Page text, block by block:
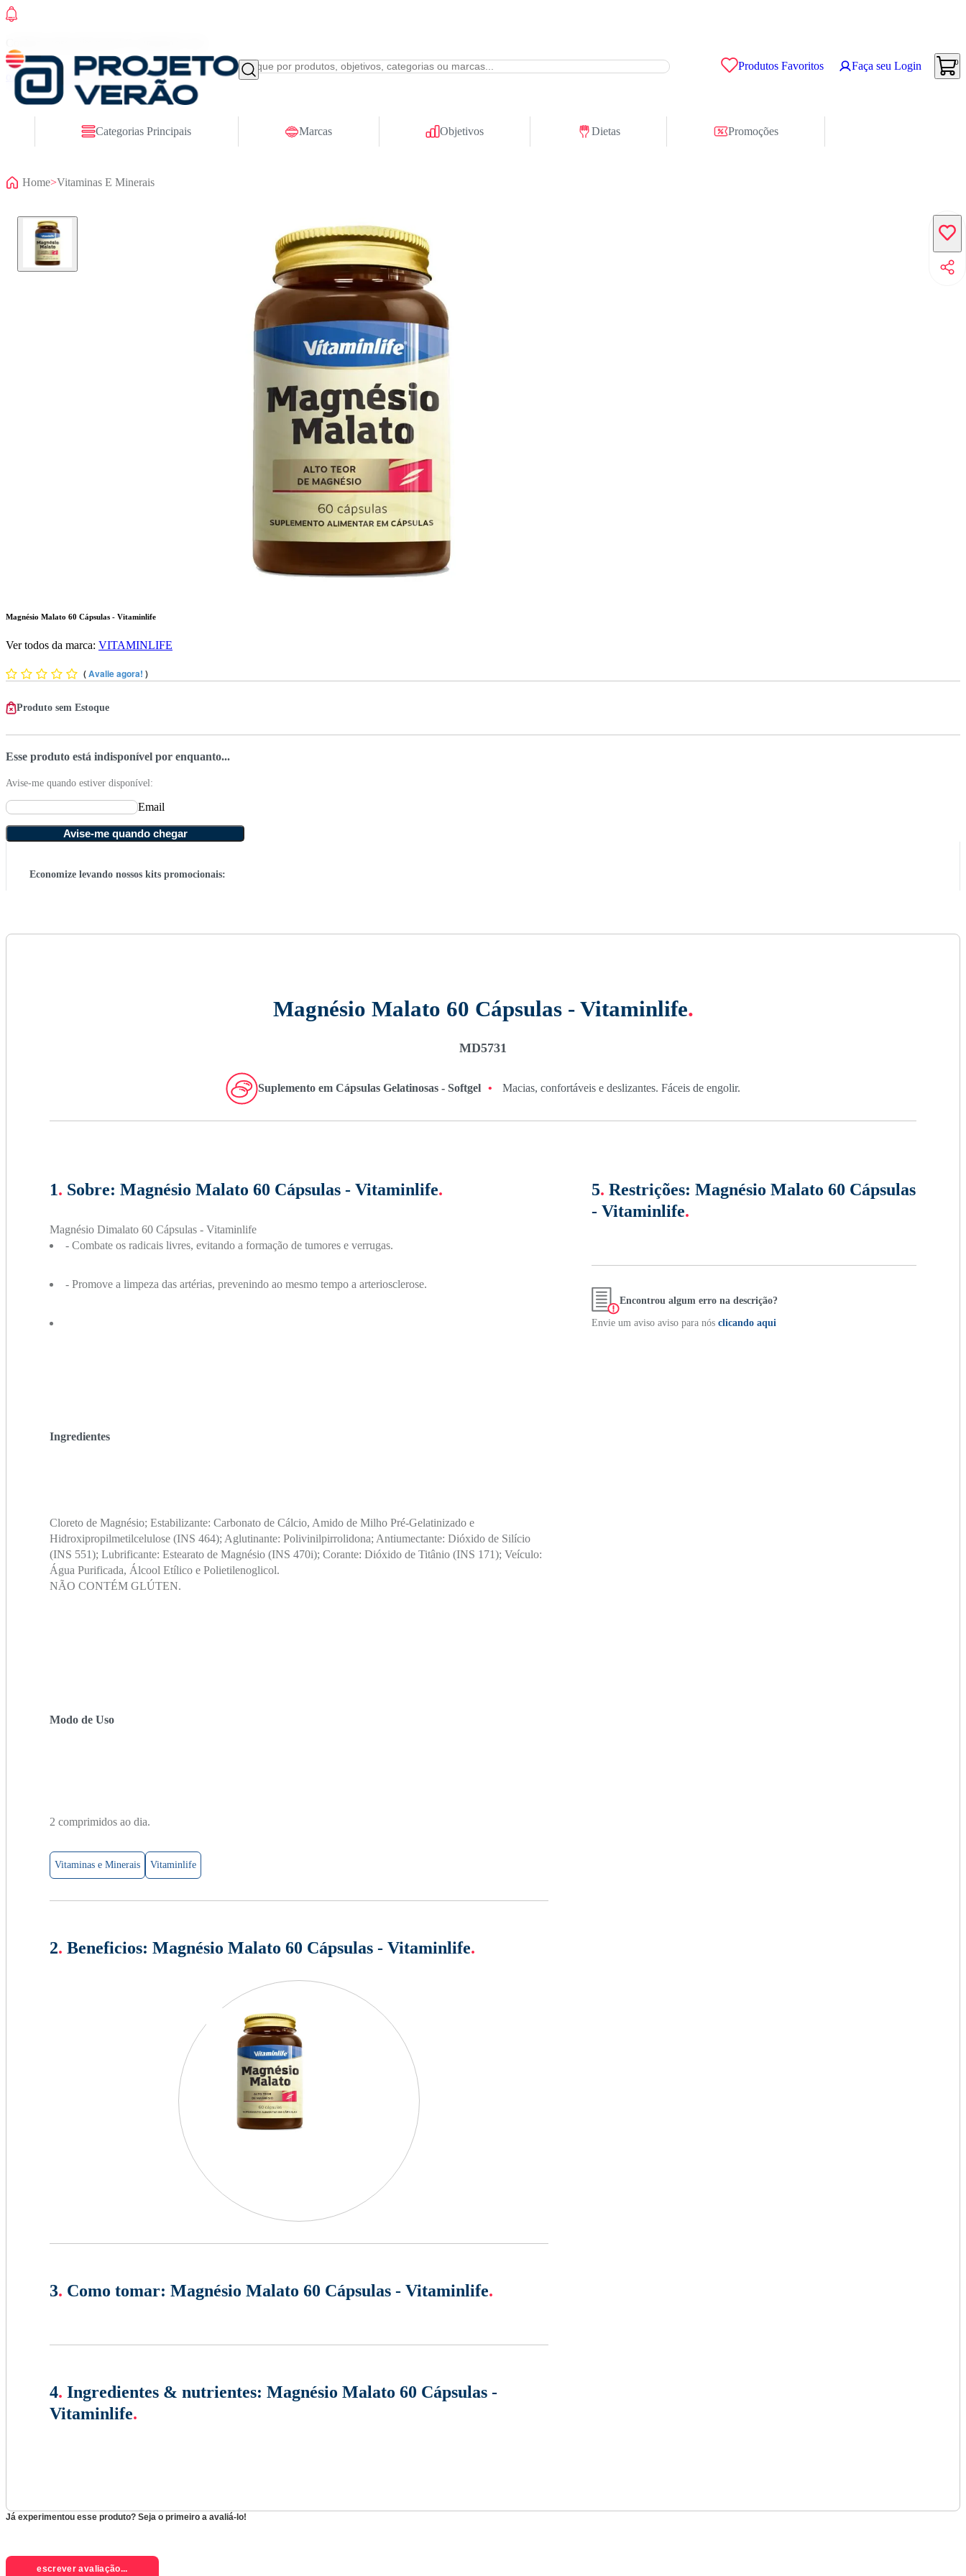
ofertas especiais
Produtos Favoritos Faça seu Login 0
Categorias Principais Marcas Objetivos Dietas Promoções
Home>Vitaminas E Minerais
Magnésio Malato 60 Cápsulas - Vitaminlife
Ver todos da marca: VITAMINLIFE
(Avalie agora! )
Produto sem Estoque
Esse produto está indisponível por enquanto...
Avise-me quando estiver disponível:
Email
Avise-me quando chegar
Economize levando nossos kits promocionais:
Magnésio Malato 60 Cápsulas - Vitaminlife.
MD5731
Suplemento em Cápsulas Gelatinosas - Softgel • Macias, confortáveis e deslizantes. Fáceis de engolir.
1. Sobre: Magnésio Malato 60 Cápsulas - Vitaminlife.
Magnésio Dimalato 60 Cápsulas - Vitaminlife
- Combate os radicais livres, evitando a formação de tumores e verrugas.
- Promove a limpeza das artérias, prevenindo ao mesmo tempo a arteriosclerose.
Ingredientes
Cloreto de Magnésio; Estabilizante: Carbonato de Cálcio, Amido de Milho Pré-Gelatinizado e
Hidroxipropilmetilcelulose (INS 464); Aglutinante: Polivinilpirrolidona; Antiumectante: Dióxido de Silício
(INS 551); Lubrificante: Estearato de Magnésio (INS 470i); Corante: Dióxido de Titânio (INS 171); Veículo:
Água Purificada, Álcool Etílico e Polietilenoglicol.
NÃO CONTÉM GLÚTEN.
Modo de Uso
2 comprimidos ao dia.
Vitaminas e Minerais Vitaminlife
2. Beneficios: Magnésio Malato 60 Cápsulas - Vitaminlife.
3. Como tomar: Magnésio Malato 60 Cápsulas - Vitaminlife.
4. Ingredientes & nutrientes: Magnésio Malato 60 Cápsulas -
Vitaminlife.
5. Restrições: Magnésio Malato 60 Cápsulas
- Vitaminlife.
Encontrou algum erro na descrição?
Envie um aviso aviso para nós clicando aqui
Já experimentou esse produto? Seja o primeiro a avaliá-lo!
escrever avaliação...